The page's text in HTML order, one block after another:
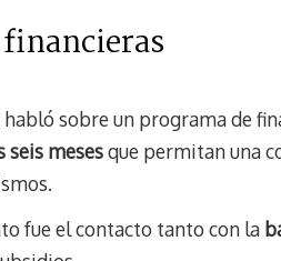
sobre un programa de
seis mesesque permitan una
fue el contacto tanto con la